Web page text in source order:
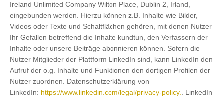
Ireland Unlimited Company Wilton Place, Dublin 2, Irland,
eingebunden werden. Hierzu können z.B. Inhalte wie Bilder,
Videos oder Texte und Schaltflächen gehören, mit denen Nutzer
Ihr Gefallen betreffend die Inhalte kundtun, den Verfassern der
Inhalte oder unsere Beiträge abonnieren können. Sofern die
Nutzer Mitglieder der Plattform LinkedIn sind, kann LinkedIn den
Aufruf der o.g. Inhalte und Funktionen den dortigen Profilen der
Nutzer zuordnen. Datenschutzerklärung von
LinkedIn: https://www.linkedin.com/legal/privacy-policy. . LinkedIn